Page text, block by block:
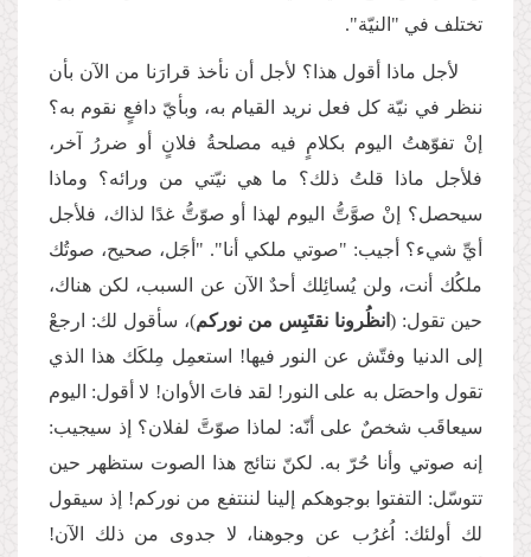
تختلف في "النيّة".
لأجل ماذا أقول هذا؟ لأجل أن نأخذ قرارَنا من الآن بأن
ننظر في نيّة كل فعل نريد القيام به، وبأيّ دافعٍ نقوم به؟
إنْ تفوّهتُ اليوم بكلامٍ فيه مصلحةُ فلانٍ أو ضررُ آخر،
فلأجل ماذا قلتُ ذلك؟ ما هي نيّتي من ورائه؟ وماذا
سيحصل؟ إنْ صوَّتُّ اليوم لهذا أو صوّتُّ غدًا لذاك، فلأجل
أيِّ شيء؟ أجيب: "صوتي ملكي أنا". "أجَل، صحيح، صوتُك
ملكُك أنت، ولن يُسائِلك أحدٌ الآن عن السبب، لكن هناك،
حين تقول: ( انظُرونا نقتَبِس من نوركم)، سأقول لك: ارجعْ
إلى الدنيا وفتّش عن النور فيها! استعمِل مِلكَك هذا الذي
تقول واحصَل به على النور! لقد فاتَ الأوان! لا أقول: اليوم
سيعاقَب شخصٌ على أنّه: لماذا صوّتَّ لفلان؟ إذ سيجيب:
إنه صوتي وأنا حُرّ به. لكنّ نتائج هذا الصوت ستظهر حين
تتوسّل: التفتوا بوجوهكم إلينا لننتفع من نوركم! إذ سيقول
لك أولئك: اُغرُب عن وجوهنا، لا جدوى من ذلك الآن!